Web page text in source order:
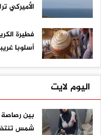
الأميركي
فطيرة
أسلوبا
اليوم لايت
بين
شمس